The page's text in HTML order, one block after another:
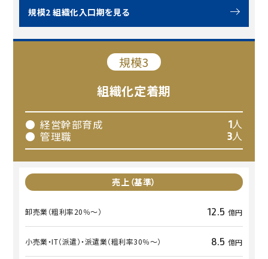
規模2 組織化入口期を見る
規模3
組織化定着期
経営幹部育成 1人
管理職
3人
売上 （基準）
卸売業（粗利率20％～） 12.5 億円
小売業・IT（派遣）・派遣業（粗利率30％～） 8.5 億円